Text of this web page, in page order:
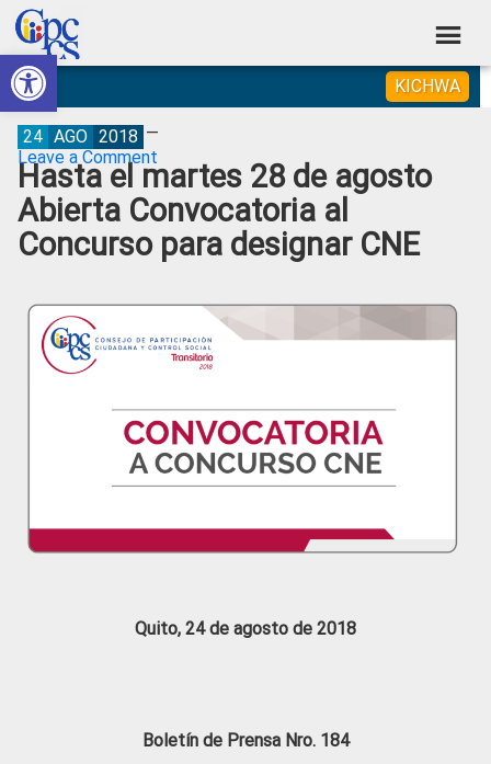
Abrir barra de herramientas
Skip
to
primary
navigation
Skip
to
main
content
Skip
to
primary
sidebar
Skip
to
footer
Consejo
de
Participación
Ciudadana
Control
Construyendo
Poder
Ciudadano
KICHWA
Hasta el martes 28 de agosto
Abierta Convocatoria al
Concurso para designar CNE
24 AGO 2018
Leave a Comment
Quito, 24 de agosto de 2018
Boletín de Prensa Nro. 184